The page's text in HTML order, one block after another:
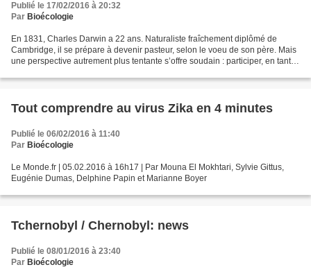
Publié le 17/02/2016 à 20:32
Par Bioécologie
En 1831, Charles Darwin a 22 ans. Naturaliste fraîchement diplômé de
Cambridge, il se prépare à devenir pasteur, selon le voeu de son père. Mais
une perspective autrement plus tentante s’offre soudain : participer, en tant
Tout comprendre au virus Zika en 4 minutes
Publié le 06/02/2016 à 11:40
Par Bioécologie
Le Monde.fr | 05.02.2016 à 16h17 | Par Mouna El Mokhtari, Sylvie Gittus,
Eugénie Dumas, Delphine Papin et Marianne Boyer
Tchernobyl / Chernobyl: news
Publié le 08/01/2016 à 23:40
Par Bioécologie